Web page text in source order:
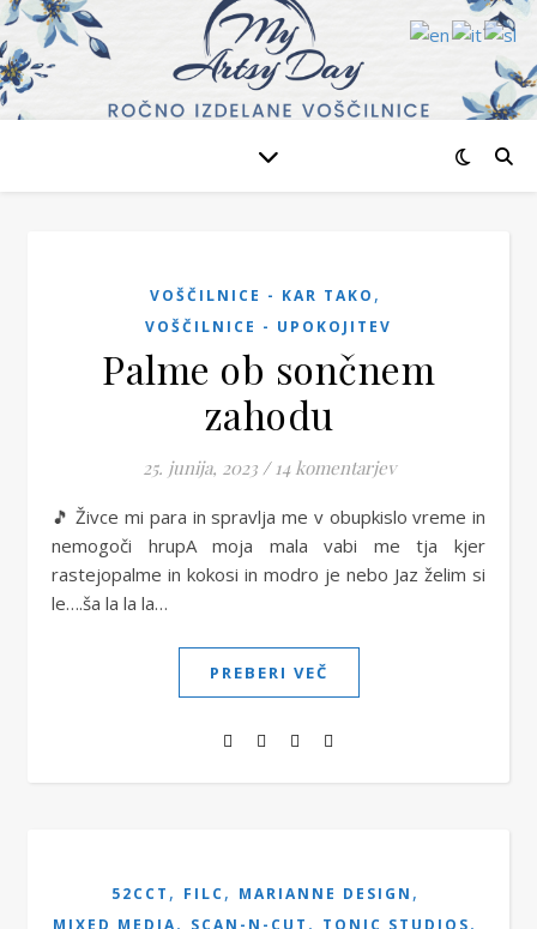
VOŠČILNICE - KAR TAKO ,
VOŠČILNICE - UPOKOJITEV
Palme ob sončnem
zahodu
25. junija, 2023 / 14 komentarjev
🎵 Živce mi para in spravlja me v obupkislo vreme in
nemogoči hrupA moja mala vabi me tja kjer
rastejopalme in kokosi in modro je nebo Jaz želim si
le….ša la la la…
PREBERI VEČ
52CCT , FILC, MARIANNE DESIGN ,
MIXED MEDIA, SCAN-N-CUT , TONIC STUDIOS,